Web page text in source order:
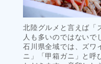
北陸グルメと言えば「
人も多いのではないで
石川県全域では、ズワ
ニ」「甲箱ガニ」と呼